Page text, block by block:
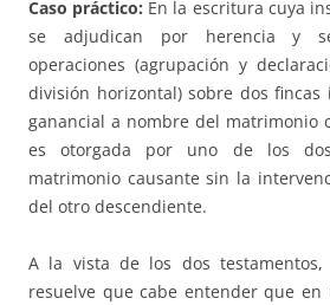
Caso práctico: En la escritura cuya
se adjudican por herencia y
operaciones (agrupación y
división horizontal) sobre dos fincas
ganancial a nombre del matrimonio
es otorgada por uno de los
matrimonio causante sin la
del otro descendiente.
A la vista de los dos testamentos,
resuelve que cabe entender que